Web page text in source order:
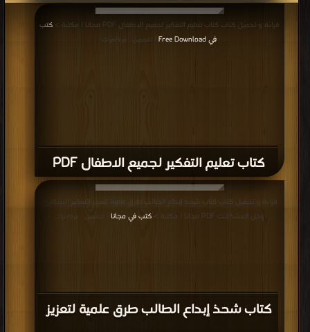
كتاب تعليم التفكير لجميع الاطفال PDF
قراءة و تحميل كتاب كتاب تعليم التفكير لجميع الاطفال PDF مجانا | مكتبة >
كتب
في Free Download
| التحميل : مرة/مرات
كتاب شحذ إبداع الطالب طرق علمية لتعزيز
قراءة و تحميل كتاب كتاب شحذ إبداع الطالب طرق علمية لتعزيز التفكير الابتكاري
وحل المشكلات PDF مجانا | مكتبة >
كتب في مجانا | التحميل : مرة/مرات